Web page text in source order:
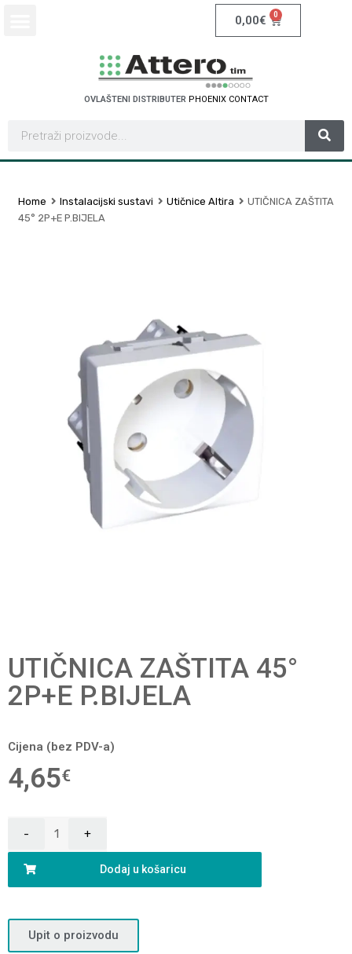
0,00€ 0
OVLAŠTENI DISTRIBUTER PHOENIX CONTACT
Home Instalacijski sustavi Utičnice Altira
UTIČNICA ZAŠTITA
45° 2P+E P.BIJELA
UTIČNICA ZAŠTITA 45°
2P+E P.BIJELA
Cijena (bez PDV-a)
4,65€
Dodaj u košaricu
Upit o proizvodu